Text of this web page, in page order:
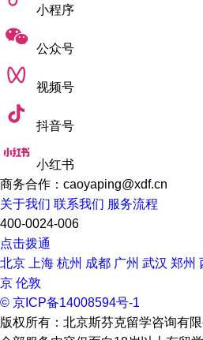
小程序
公众号
视频号
抖音号
小红书
商务合作：caoyaping@xdf.cn
关于我们 联系我们 服务流程
400-0024-006
点击拨通
北京
上海 杭州 成都 广州 武汉 郑州
京 伦敦
© 京ICP备14008594号-1
版权所有：北京斯芬克留学咨询有限